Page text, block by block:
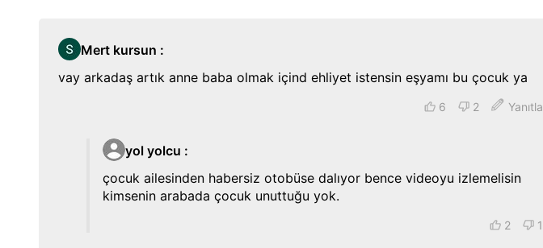
Mert kursun :
vay arkadaş artık anne baba olmak içind ehliyet istensin eşyamı bu çocuk ya
6 2 Yanıtla
yol yolcu :
çocuk ailesinden habersiz otobüse dalıyor bence videoyu izlemelisin
kimsenin arabada çocuk unuttuğu yok.
2 1